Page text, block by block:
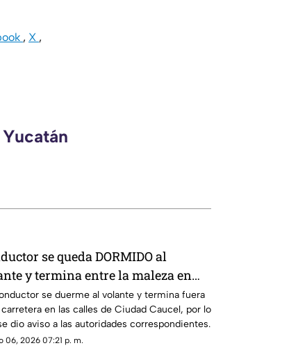
, X ,
se queda DORMIDO al
y termina entre la maleza en
Caucelse duerme al volante y termina fuera
en las calles de Ciudad Caucel, por lo
dio aviso a las autoridades correspondientes.
06, 2026 07:21 p. m.